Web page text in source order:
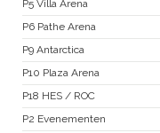
P5 Villa Arena
P6 Pathe Arena
P9 Antarctica
P10 Plaza Arena
P18 HES / ROC
P2 Evenementen